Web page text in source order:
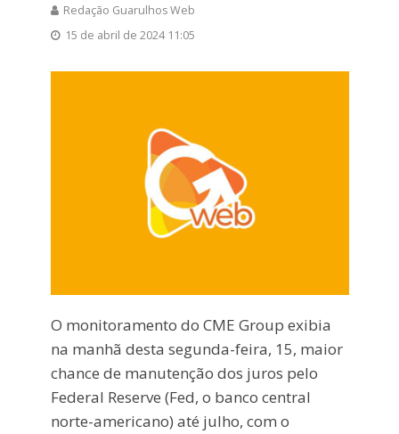
Redação Guarulhos Web
15 de abril de 2024 11:05
O monitoramento do CME Group exibia
na manhã desta segunda-feira, 15, maior
chance de manutenção dos juros pelo
Federal Reserve (Fed, o banco central
norte-americano) até julho, com o